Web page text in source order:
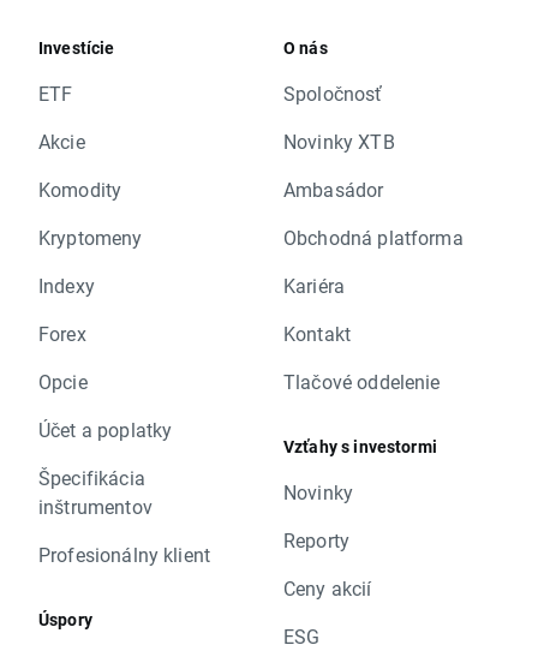
Investície
ETF
Akcie
Komodity
Kryptomeny
Indexy
Forex
Opcie
Účet a poplatky
Špecifikácia
inštrumentov
Profesionálny klient
Úspory
O nás
Spoločnosť
Novinky XTB
Ambasádor
Obchodná platforma
Kariéra
Kontakt
Tlačové oddelenie
Vzťahy s investormi
Novinky
Reporty
Ceny akcií
ESG